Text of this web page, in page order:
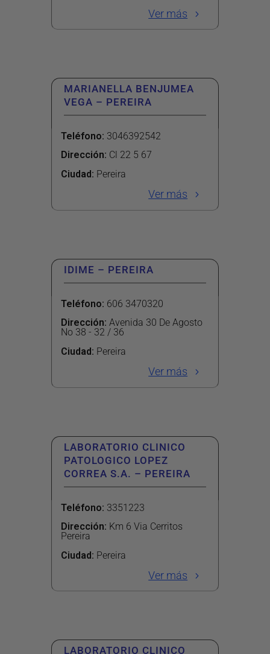
Ver más
MARIANELLA BENJUMEA
VEGA – PEREIRA
Teléfono: 3046392542
Dirección: Cl 22 5 67
Ciudad: Pereira
Ver más
IDIME – PEREIRA
Teléfono: 606 3470320
Dirección: Avenida 30 De Agosto
No 38 - 32 / 36
Ciudad: Pereira
Ver más
LABORATORIO CLINICO
PATOLOGICO LOPEZ
CORREA S.A. – PEREIRA
Teléfono: 3351223
Dirección: Km 6 Via Cerritos
Pereira
Ciudad: Pereira
Ver más
LABORATORIO CLINICO